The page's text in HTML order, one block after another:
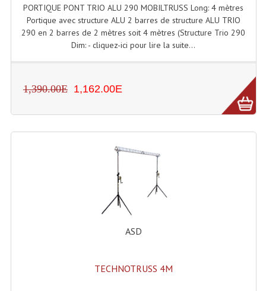
Nos Occasions Et Stock B
Les Occasions
Karaoké Materiel Lecteur Etc...
Matériel Karaoké
Disque DVD
Disque LD (30 Cm.)
PORTIQUE PONT TRIO ALU 290 MOBILTRUSS Long: 4 mètres
Portique avec structure ALU 2 barres de structure ALU TRIO
290 en 2 barres de 2 mètres soit 4 mètres (Structure Trio 290
Dim: - cliquez-ici pour lire la suite...
1,390.00E 1,162.00E
ASD
TECHNOTRUSS 4M